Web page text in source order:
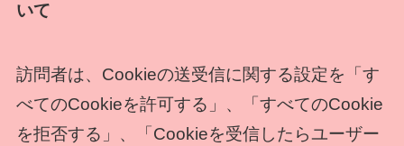
いて
訪問者は、Cookieの送受信に関する設定を「す
べてのCookieを許可する」、「すべてのCookie
を拒否する」、「Cookieを受信したらユーザー